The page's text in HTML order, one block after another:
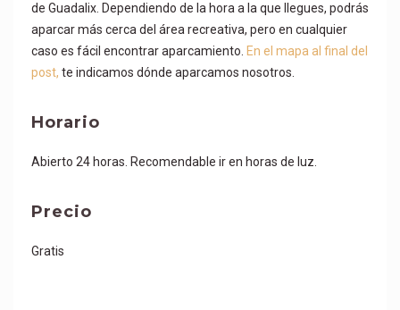
de Guadalix. Dependiendo de la hora a la que llegues, podrás
aparcar más cerca del área recreativa, pero en cualquier
caso es fácil encontrar aparcamiento. En el mapa al final del
post, te indicamos dónde aparcamos nosotros.
Horario
Abierto 24 horas. Recomendable ir en horas de luz.
Precio
Gratis